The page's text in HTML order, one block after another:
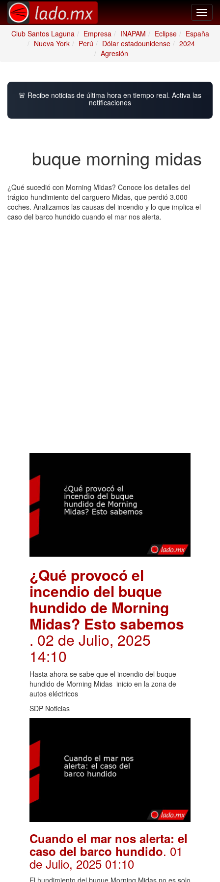
Club Santos Laguna
Empresa INAPAM Eclipse
España
Nueva York
Perú Dólar estadounidense
2024
Agresión
🚨 Recibe noticias de última hora en tiempo real. Activa las
notificaciones
buque morning midas
¿Qué sucedió con Morning Midas? Conoce los detalles del
trágico hundimiento del carguero Midas, que perdió 3.000
coches. Analizamos las causas del incendio y lo que implica el
caso del barco hundido cuando el mar nos alerta.
¿Qué provocó el
incendio del buque
hundido de Morning
Midas? Esto sabemos
. 02 de Julio, 2025
14:10
Hasta ahora se sabe que el incendio del buque
hundido de Morning Midas inicio en la zona de
autos eléctricos
SDP Noticias
Cuando el mar nos alerta: el
caso del barco hundido. 01
de Julio, 2025 01:10
El hundimiento del buque Morning Midas no es solo